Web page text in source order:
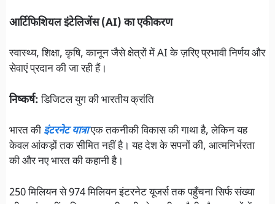
आर्टिफिशियल इंटेलिजेंस (AI) का एकीकरण
स्वास्थ्य, शिक्षा, कृषि, कानून जैसे क्षेत्रों में AI के ज़रिए प्रभावी निर्णय और
सेवाएं प्रदान की जा रही हैं।
निष्कर्ष:डिजिटल युग की भारतीय क्रांति
भारत की इंटरनेट यात्राएक तकनीकी विकास की गाथा है, लेकिन यह
केवल आंकड़ों तक सीमित नहीं है। यह देश के सपनों की, आत्मनिर्भरता
की और नए भारत की कहानी है।
250 मिलियन से 974 मिलियन इंटरनेट यूजर्स तक पहुँचना सिर्फ संख्या